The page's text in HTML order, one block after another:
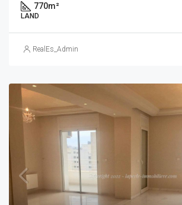
770m²
LAND
RealEs_Admin